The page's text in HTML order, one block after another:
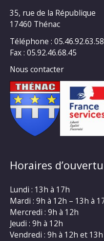
35, rue de la République
17460 Thénac
Téléphone : 05.46.92.63.58
Fax : 05.92.46.68.45
Nous contacter
Horaires
Lundi : 13h à 17h
Mardi : 9h à 12h – 13h à
Mercredi : 9h à 12h
Jeudi : 9h à 12h
Vendredi : 9h à 12h et